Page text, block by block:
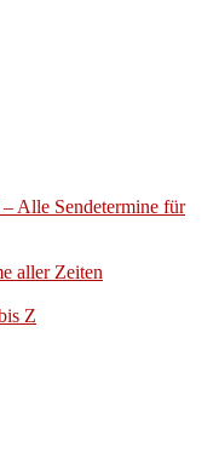
Alle Sendetermine für
aller Zeiten
Z